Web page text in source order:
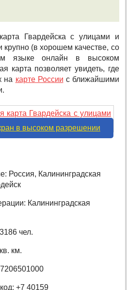
Гвардейска с улицами и
крупно (в хорошем качестве, со
языке онлайн в высоком
карта позволяет увидеть, где
на карте России с ближайшими
в высоком разрешении
Россия, Калининградская
Калининградская
чел.
км.
+7 40159